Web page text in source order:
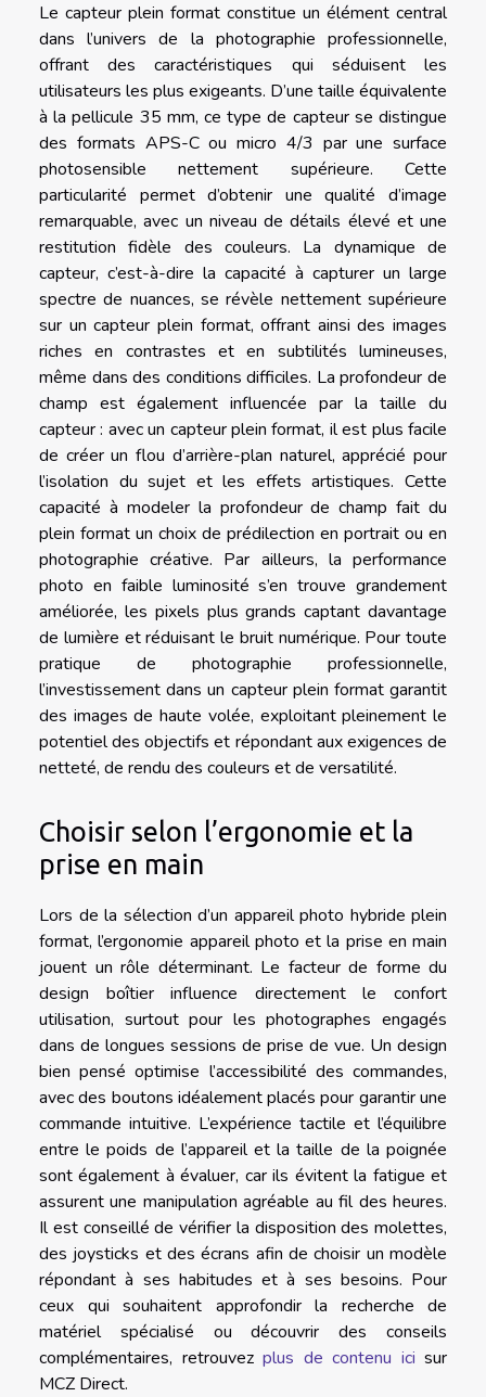
Le capteur plein format constitue un élément central
dans l’univers de la photographie professionnelle,
offrant des caractéristiques qui séduisent les
utilisateurs les plus exigeants. D’une taille équivalente
à la pellicule 35 mm, ce type de capteur se distingue
des formats APS-C ou micro 4/3 par une surface
photosensible nettement supérieure. Cette
particularité permet d’obtenir une qualité d’image
remarquable, avec un niveau de détails élevé et une
restitution fidèle des couleurs. La dynamique de
capteur, c’est-à-dire la capacité à capturer un large
spectre de nuances, se révèle nettement supérieure
sur un capteur plein format, offrant ainsi des images
riches en contrastes et en subtilités lumineuses,
même dans des conditions difficiles. La profondeur de
champ est également influencée par la taille du
capteur : avec un capteur plein format, il est plus facile
de créer un flou d’arrière-plan naturel, apprécié pour
l’isolation du sujet et les effets artistiques. Cette
capacité à modeler la profondeur de champ fait du
plein format un choix de prédilection en portrait ou en
photographie créative. Par ailleurs, la performance
photo en faible luminosité s’en trouve grandement
améliorée, les pixels plus grands captant davantage
de lumière et réduisant le bruit numérique. Pour toute
pratique de photographie professionnelle,
l’investissement dans un capteur plein format garantit
des images de haute volée, exploitant pleinement le
potentiel des objectifs et répondant aux exigences de
netteté, de rendu des couleurs et de versatilité.
Choisir selon l’ergonomie et la
prise en main
Lors de la sélection d’un appareil photo hybride plein
format, l’ergonomie appareil photo et la prise en main
jouent un rôle déterminant. Le facteur de forme du
design boîtier influence directement le confort
utilisation, surtout pour les photographes engagés
dans de longues sessions de prise de vue. Un design
bien pensé optimise l’accessibilité des commandes,
avec des boutons idéalement placés pour garantir une
commande intuitive. L’expérience tactile et l’équilibre
entre le poids de l’appareil et la taille de la poignée
sont également à évaluer, car ils évitent la fatigue et
assurent une manipulation agréable au fil des heures.
Il est conseillé de vérifier la disposition des molettes,
des joysticks et des écrans afin de choisir un modèle
répondant à ses habitudes et à ses besoins. Pour
ceux qui souhaitent approfondir la recherche de
matériel spécialisé ou découvrir des conseils
complémentaires, retrouvez plus de contenu ici sur
MCZ Direct.